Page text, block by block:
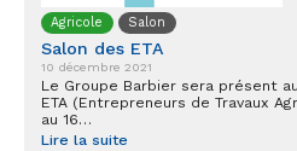
Agricole Salon
Salon des ETA
10 décembre 2021
Le Groupe Barbier sera présent
ETA (Entrepreneurs de Travaux
au 16…
Lire la suite